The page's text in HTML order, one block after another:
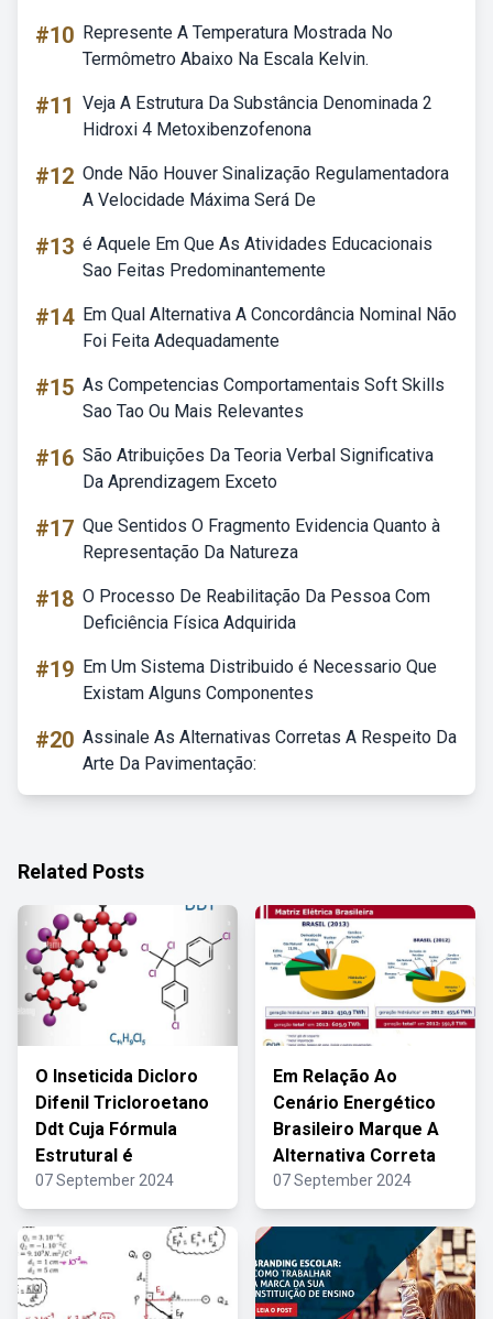
#10 Represente A Temperatura Mostrada No
Termômetro Abaixo Na Escala Kelvin.
#11 Veja A Estrutura Da Substância Denominada 2
Hidroxi 4 Metoxibenzofenona
#12 Onde Não Houver Sinalização Regulamentadora
A Velocidade Máxima Será De
#13 é Aquele Em Que As Atividades Educacionais
Sao Feitas Predominantemente
#14 Em Qual Alternativa A Concordância Nominal Não
Foi Feita Adequadamente
#15 As Competencias Comportamentais Soft Skills
Sao Tao Ou Mais Relevantes
#16 São Atribuições Da Teoria Verbal Significativa
Da Aprendizagem Exceto
#17 Que Sentidos O Fragmento Evidencia Quanto à
Representação Da Natureza
#18 O Processo De Reabilitação Da Pessoa Com
Deficiência Física Adquirida
#19 Em Um Sistema Distribuido é Necessario Que
Existam Alguns Componentes
#20 Assinale As Alternativas Corretas A Respeito Da
Arte Da Pavimentação:
Related Posts
O Inseticida Dicloro
Difenil Tricloroetano
Ddt Cuja Fórmula
Estrutural é
07 September 2024
Em Relação Ao
Cenário Energético
Brasileiro Marque A
Alternativa Correta
07 September 2024